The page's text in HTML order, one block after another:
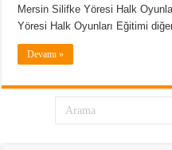
Mersin Silifke Yöresi Halk
Yöresi Halk Oyunları Eğitimi
Devamı »